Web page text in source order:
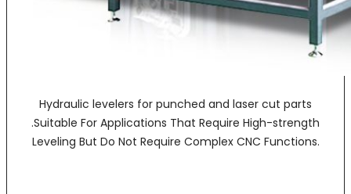
Hydraulic levelers for punched and laser cut parts
.Suitable For Applications That Require High-strength
Leveling But Do Not Require Complex CNC Functions.